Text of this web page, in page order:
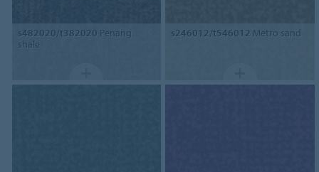
s482020/t382020 Penang
shale
s246012/t546012 Metro sand